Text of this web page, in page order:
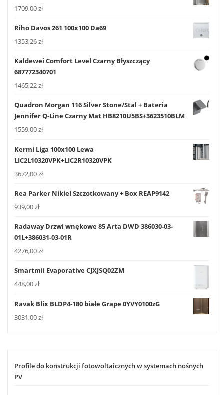
1709,00zł
Riho Davos 261 100x100 Da69
1353,26zł
Kaldewei Comfort Level Czarny Błyszczący
687772340701
1465,22zł
Quadron Morgan 116 Silver Stone/Stal + Bateria
Jennifer Q-Line Czarny Mat HB8210U5BS+3623510BLM
1559,00zł
Kermi Liga 100x100 Lewa
LIC2L10320VPK+LIC2R10320VPK
3672,00zł
Rea Parker Nikiel Szczotkowany + Box REAP9142
939,00zł
Radaway Drzwi wnękowe 85 Arta DWD 386030-03-
01L+386031-03-01R
4276,00zł
Smartmii Evaporative CJXJSQ02ZM
448,00zł
Ravak Blix BLDP4-180 białe Grape 0YVY0100zG
3031,00zł
Profile do konstrukcji fotowoltaicznych w systemach nośnych
PV